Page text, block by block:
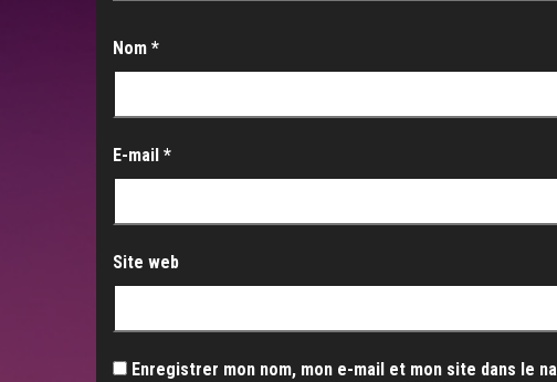
Nom *
E-mail *
Site web
Enregistrer mon nom, mon e-mail et mon site dans le